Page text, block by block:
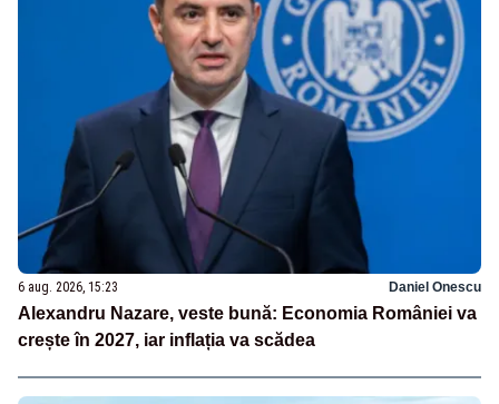
6 aug. 2026, 15:23 Daniel Onescu
Alexandru Nazare, veste bună: Economia României va
crește în 2027, iar inflația va scădea